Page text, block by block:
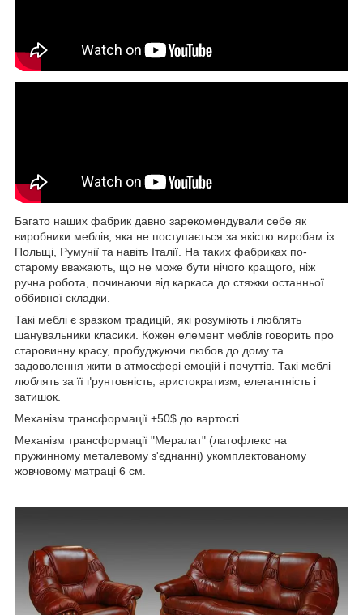
Багато наших фабрик давно зарекомендували себе як
виробники меблів, яка не поступається за якістю виробам із
Польщі, Румунії та навіть Італії. На таких фабриках по-
старому вважають, що не може бути нічого кращого, ніж
ручна робота, починаючи від каркаса до стяжки останньої
оббивної складки.
Такі меблі є зразком традицій, які розуміють і люблять
шанувальники класики. Кожен елемент меблів говорить про
старовинну красу, пробуджуючи любов до дому та
задоволення жити в атмосфері емоцій і почуттів. Такі меблі
люблять за її ґрунтовність, аристократизм, елегантність і
затишок.
Механізм трансформації +50$ до вартості
Механізм трансформації "Мералат" (латофлекс на
пружинному металевому з'єднанні) укомплектованому
жовчовому матраці 6 см.